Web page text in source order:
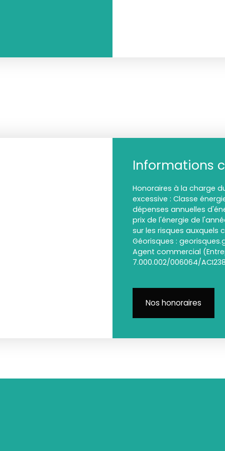
Informations
Honoraires à la charge
excessive : Classe
dépenses annuelles
prix de l'énergie de
sur les risques auxquels
Géorisques :
Agent commercial
7.000.002/006064/
Nos honoraires